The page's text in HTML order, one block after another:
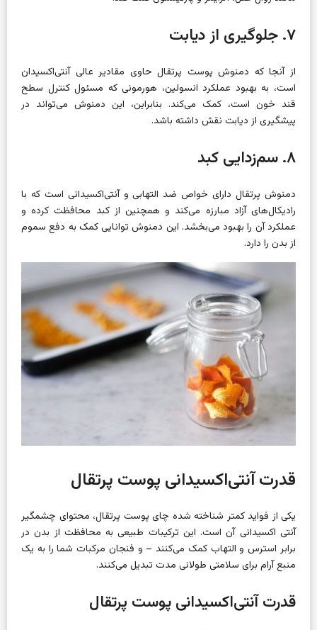
۷. جلوگیری از دیابت
از آنجا که دمنوش پوست پرتقال حاوی مقادیر عالی آنتی‌اکسیدان
است، به بهبود عملکرد انسولین، هورمونی که مسئول کنترل سطح
قند خون است، کمک می‌کند. بنابراین، این دمنوش می‌تواند در
پیشگیری از دیابت نقش داشته باشد.
۸. سم‌زدایی کبد
دمنوش پرتقال دارای خواص ضد التهابی و آنتی‌اکسیدانی است که با
رادیکال‌های آزاد مبارزه می‌کند و همچنین از کبد محافظت کرده و
عملکرد آن را بهبود می‌بخشد. این دمنوش توانایی کمک به دفع سموم
از بدن را دارد.
قدرت آنتی‌اکسیدانی پوست پرتقال
یکی از فواید کمتر شناخته شده چای پوست پرتقال، محتوای چشمگیر
آنتی اکسیدانی آن است. این ترکیبات طبیعی به محافظت از بدن در
برابر استرس و التهاب کمک می‌کنند – و فنجان مرکبات شما را به یک
منبع آرام برای سلامتی طولانی مدت تبدیل می‌کنند.
قدرت آنتی‌اکسیدانی پوست پرتقال